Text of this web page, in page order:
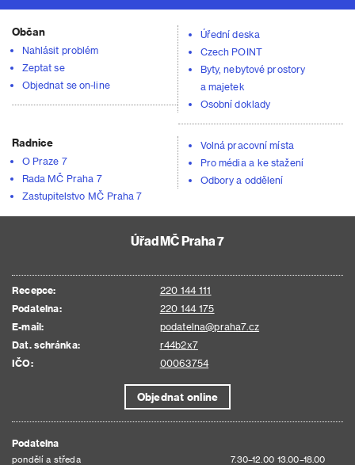
Občan
Nahlásit problém
Zeptat se
Objednat se on-line
Úřední deska
Czech POINT
Byty, nebytové prostory
a majetek
Osobní doklady
Radnice
O Praze 7
Rada MČ Praha 7
Zastupitelstvo MČ Praha 7
Volná pracovní místa
Pro média a ke stažení
Odbory a oddělení
Úřad MČ Praha 7
Recepce:
220 144 111
Podatelna:
220 144 175
E-mail:
podatelna@praha7.cz
Dat. schránka:
r44b2x7
IČO:
00063754
Objednat online
Podatelna
pondělí a středa
7.30–12.00 13.00–18.00